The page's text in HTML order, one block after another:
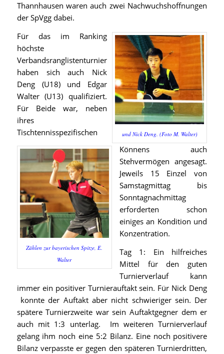
Thannhausen waren auch zwei Nachwuchshoffnungen
der SpVgg dabei.
und Nick Deng. (Foto M. Walter)
Zählen zur bayerischen Spitze, E.
Walter
Für das im Ranking
höchste
Verbandsranglistenturnier
haben sich auch Nick
Deng (U18) und Edgar
Walter (U13) qualifiziert.
Für Beide war, neben
ihres
Tischtennisspezifischen
Könnens auch
Stehvermögen angesagt.
Jeweils 15 Einzel von
Samstagmittag bis
Sonntagnachmittag
erforderten schon
einiges an Kondition und
Konzentration.
Tag 1: Ein hilfreiches
Mittel für den guten
Turnierverlauf kann
immer ein positiver Turnierauftakt sein. Für Nick Deng
konnte der Auftakt aber nicht schwieriger sein. Der
spätere Turnierzweite war sein Auftaktgegner dem er
auch mit 1:3 unterlag. Im weiteren Turnierverlauf
gelang ihm noch eine 5:2 Bilanz. Eine noch positivere
Bilanz verpasste er gegen den späteren Turnierdritten,